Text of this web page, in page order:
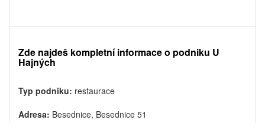
Zde najdeš kompletní informace o podniku U
Hajných
Typ podniku: restaurace
Adresa: Besednice, Besednice 51